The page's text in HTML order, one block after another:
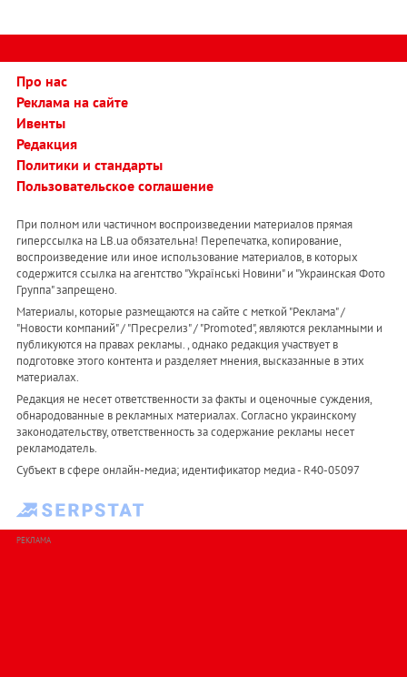
Про нас
Реклама на сайте
Ивенты
Редакция
Политики и стандарты
Пользовательское соглашение
При полном или частичном воспроизведении материалов прямая
гиперссылка на LB.ua обязательна! Перепечатка, копирование,
воспроизведение или иное использование материалов, в которых
содержится ссылка на агентство "Українськi Новини" и "Украинская Фото
Группа" запрещено.
Материалы, которые размещаются на сайте с меткой "Реклама" /
"Новости компаний" / "Пресрелиз" / "Promoted", являются рекламными и
публикуются на правах рекламы. , однако редакция участвует в
подготовке этого контента и разделяет мнения, высказанные в этих
материалах.
Редакция не несет ответственности за факты и оценочные суждения,
обнародованные в рекламных материалах. Согласно украинскому
законодательству, ответственность за содержание рекламы несет
рекламодатель.
Субъект в сфере онлайн-медиа; идентификатор медиа - R40-05097
РЕКЛАМА